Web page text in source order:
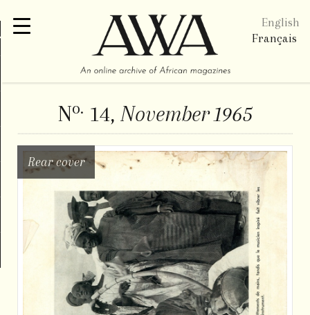
English
Français
No. 14, November 1965
Rear cover